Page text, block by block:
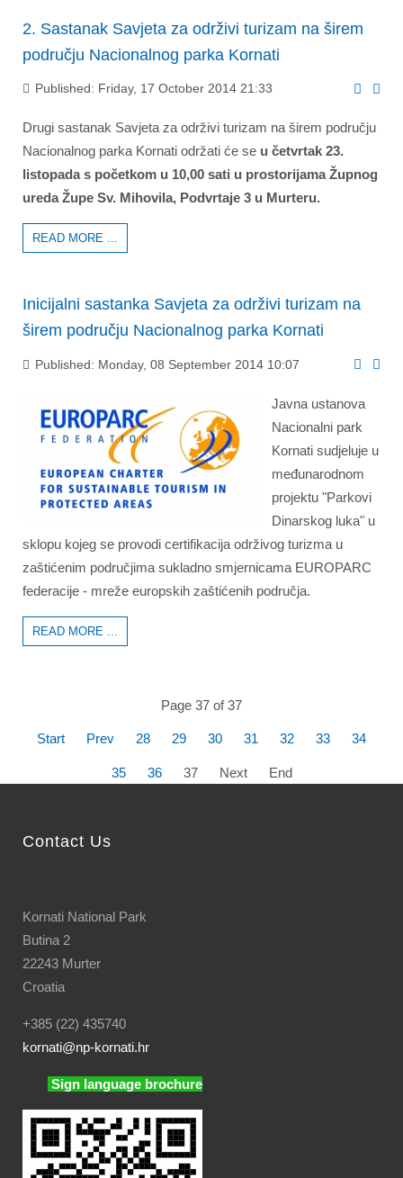
2. Sastanak Savjeta za održivi turizam na širem
području Nacionalnog parka Kornati
Published: Friday, 17 October 2014 21:33
Drugi sastanak Savjeta za održivi turizam na širem području
Nacionalnog parka Kornati održati će se u četvrtak 23.
listopada s početkom u 10,00 sati u prostorijama Župnog
ureda Župe Sv. Mihovila, Podvrtaje 3 u Murteru.
READ MORE ...
Inicijalni sastanka Savjeta za održivi turizam na
širem području Nacionalnog parka Kornati
Published: Monday, 08 September 2014 10:07
Javna ustanova
Nacionalni park
Kornati sudjeluje u
međunarodnom
projektu "Parkovi
Dinarskog luka" u
sklopu kojeg se provodi certifikacija održivog turizma u
zaštićenim područjima sukladno smjernicama EUROPARC
federacije - mreže europskih zaštićenih područja.
READ MORE ...
Page 37 of 37
Start Prev 28 29 30 31 32 33 34
35 36 37 Next End
Contact Us
Kornati National Park
Butina 2
22243 Murter
Croatia
+385 (22) 435740
kornati@np-kornati.hr
Sign language brochure